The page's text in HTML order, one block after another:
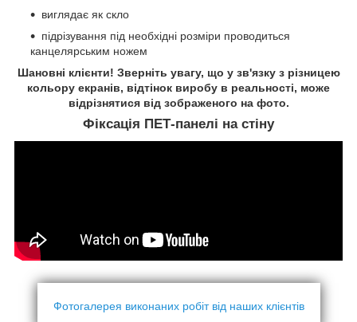
виглядає як скло
підрізування під необхідні розміри проводиться
канцелярським ножем
Шановні клієнти! Зверніть увагу, що у зв'язку з різницею
кольору екранів, відтінок виробу в реальності, може
відрізнятися від зображеного на фото.
Фіксація ПЕТ-панелі на стіну
Фотогалерея виконаних робіт від наших клієнтів